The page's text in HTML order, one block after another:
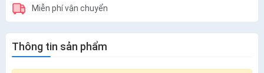
Miễn phí vận chuyển
Thông tin sản phẩm